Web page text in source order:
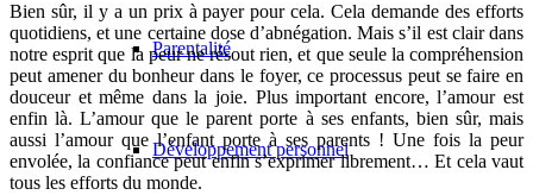
Parentalité
Développement personnel
Bien sûr, il y a un prix à payer pour cela. Cela demande des efforts
quotidiens, et une certaine dose d’abnégation. Mais s’il est clair dans
notre esprit que la peur ne résout rien, et que seule la compréhension
peut amener du bonheur dans le foyer, ce processus peut se faire en
douceur et même dans la joie. Plus important encore, l’amour est
enfin là. L’amour que le parent porte à ses enfants, bien sûr, mais
aussi l’amour que l’enfant porte à ses parents ! Une fois la peur
envolée, la confiance peut enfin s’exprimer librement… Et cela vaut
tous les efforts du monde.